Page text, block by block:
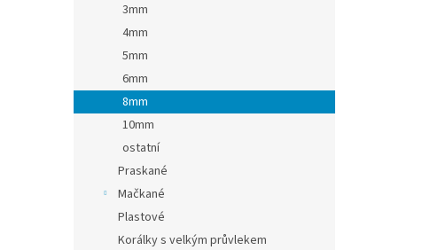
3mm
4mm
5mm
6mm
8mm
10mm
ostatní
Praskané
Mačkané
Plastové
Korálky s velkým průvlekem